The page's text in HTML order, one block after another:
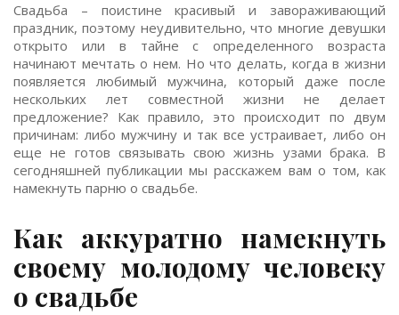
Свадьба – поистине красивый и завораживающий
праздник, поэтому неудивительно, что многие девушки
открыто или в тайне с определенного возраста
начинают мечтать о нем. Но что делать, когда в жизни
появляется любимый мужчина, который даже после
нескольких лет совместной жизни не делает
предложение? Как правило, это происходит по двум
причинам: либо мужчину и так все устраивает, либо он
еще не готов связывать свою жизнь узами брака. В
сегодняшней публикации мы расскажем вам о том, как
намекнуть парню о свадьбе.
Как аккуратно намекнуть
своему молодому человеку
о свадьбе